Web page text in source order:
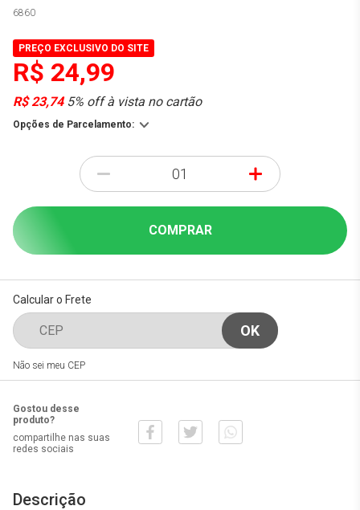
6860
PREÇO EXCLUSIVO DO SITE
R$ 24,99
R$ 23,745% off à vista no cartão
Opções de Parcelamento:
- +
COMPRAR
Calcular o Frete
Não sei meu CEP
Gostou desse
produto?
compartilhe nas suas
redes sociais
Descrição